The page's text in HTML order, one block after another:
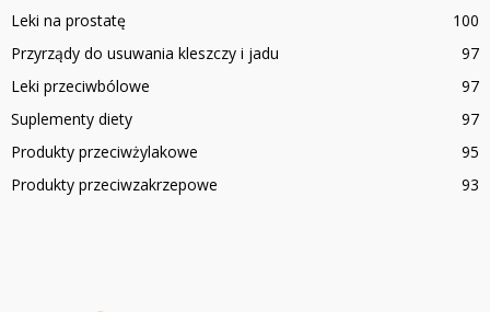
Leki na prostatę
100
Przyrządy do usuwania kleszczy i jadu
97
Leki przeciwbólowe
97
Suplementy diety
97
Produkty przeciwżylakowe
95
Produkty przeciwzakrzepowe
93